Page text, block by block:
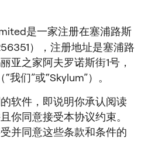
是一家注册在塞浦路斯
），注册地址是塞浦路
亚之家阿夫罗诺斯街1号，
们”或“Skylum”）。
软件，即说明你承认阅读
你同意接受本协议约束。
并同意这些条款和条件的